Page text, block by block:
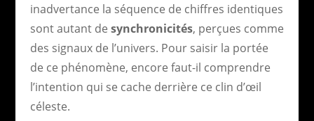
inadvertance la séquence de chiffres identiques
sont autant de synchronicités, perçues comme
des signaux de l’univers. Pour saisir la portée
de ce phénomène, encore faut-il comprendre
l’intention qui se cache derrière ce clin d’œil
céleste.